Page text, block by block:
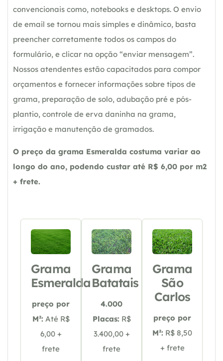
convencionais como, notebooks e desktops. O envio
de email se tornou mais simples e dinâmico, basta
preencher corretamente todos os campos do
formulário, e clicar na opção “enviar mensagem”.
Nossos atendentes estão capacitados para compor
orçamentos e fornecer informações sobre tipos de
grama, preparação de solo, adubação pré e pós-
plantio, controle de erva daninha na grama,
irrigação e manutenção de gramados.
O preço da grama Esmeralda costuma variar ao
longo do ano, podendo custar até R$ 6,00 por m2
+ frete.
Grama
Esmeralda
preço por
M²: Até R$
6,00 +
frete
Grama
Batatais
4.000
Placas: R$
3.400,00 +
frete
Grama
São
Carlos
preço por
M²: R$ 8,50
+ frete